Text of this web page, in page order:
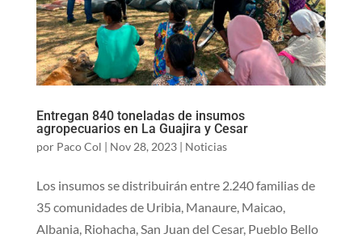
Entregan 840 toneladas de insumos
agropecuarios en La Guajira y Cesar
por Paco Col | Nov 28, 2023| Noticias
Los insumos se distribuirán entre 2.240 familias de
35 comunidades de Uribia, Manaure, Maicao,
Albania, Riohacha, San Juan del Cesar, Pueblo Bello